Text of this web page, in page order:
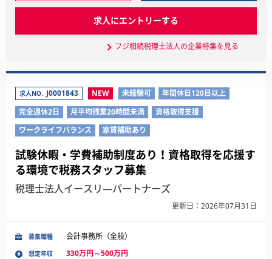
求人にエントリーする
フジ相続税理士法人の企業特集を見る
求人NO. J0001843 NEW 未経験可
年間休日120日以上
完全週休2日
月平均残業20時間未満
資格取得支援
ワークライフバランス
家賃補助あり
試験休暇・学費補助制度あり！資格取得を応援す
る環境で税務スタッフ募集
税理士法人イースリ―パートナーズ
更新日：2026年07月31日
募集職種 会計事務所（全般）
想定年収 330万円～500万円